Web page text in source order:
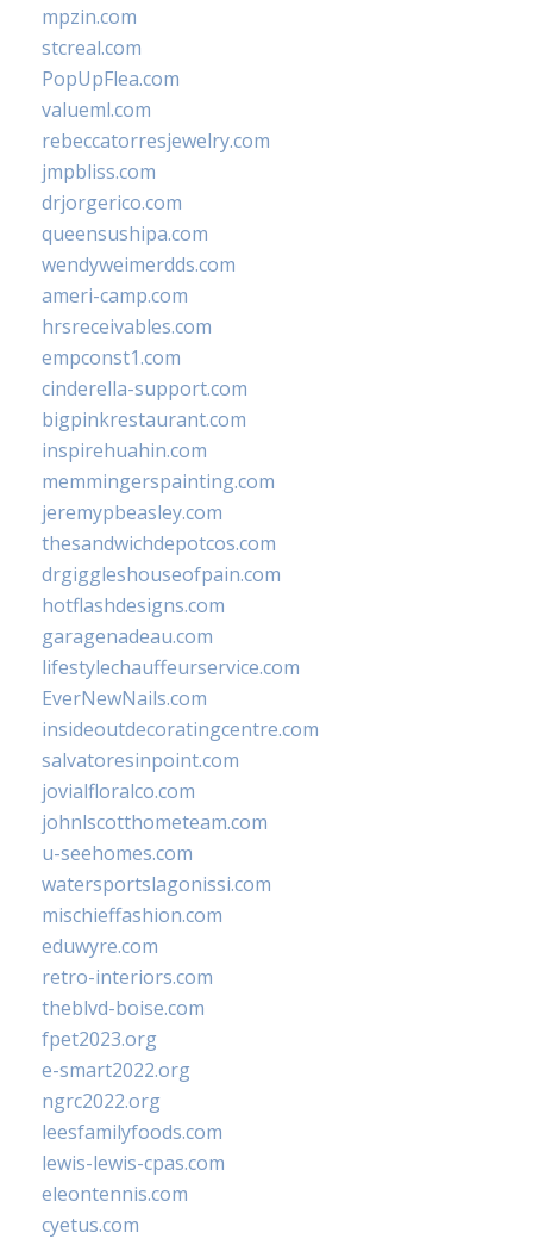
mpzin.com
stcreal.com
PopUpFlea.com
valueml.com
rebeccatorresjewelry.com
jmpbliss.com
drjorgerico.com
queensushipa.com
wendyweimerdds.com
ameri-camp.com
hrsreceivables.com
empconst1.com
cinderella-support.com
bigpinkrestaurant.com
inspirehuahin.com
memmingerspainting.com
jeremypbeasley.com
thesandwichdepotcos.com
drgiggleshouseofpain.com
hotflashdesigns.com
garagenadeau.com
lifestylechauffeurservice.com
EverNewNails.com
insideoutdecoratingcentre.com
salvatoresinpoint.com
jovialfloralco.com
johnlscotthometeam.com
u-seehomes.com
watersportslagonissi.com
mischieffashion.com
eduwyre.com
retro-interiors.com
theblvd-boise.com
fpet2023.org
e-smart2022.org
ngrc2022.org
leesfamilyfoods.com
lewis-lewis-cpas.com
eleontennis.com
cyetus.com